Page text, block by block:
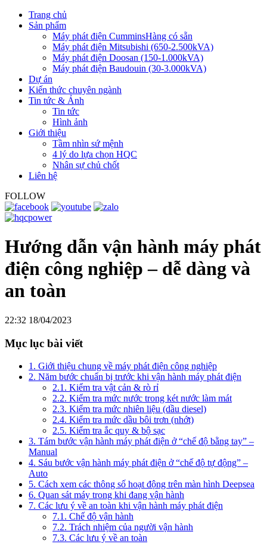
Trang chủ
Sản phẩm
Máy phát điện CumminsHàng có sẵn
Máy phát điện Mitsubishi (650-2.500kVA)
Máy phát điện Doosan (150-1.000kVA)
Máy phát điện Baudouin (30-3.000kVA)
Dự án
Kiến thức chuyên ngành
Tin tức & Ảnh
Tin tức
Hình ảnh
Giới thiệu
Tầm nhìn sứ mệnh
4 lý do lựa chọn HQC
Nhân sự chủ chốt
Liên hệ
FOLLOW
Hướng dẫn vận hành máy phát
điện công nghiệp – dễ dàng và
an toàn
22:32 18/04/2023
Mục lục bài viết
1. Giới thiệu chung về máy phát điện công nghiệp
2. Năm bước chuẩn bị trước khi vận hành máy phát điện
2.1. Kiểm tra vật cản & rò rỉ
2.2. Kiểm tra mức nước trong két nước làm mát
2.3. Kiểm tra mức nhiên liệu (dầu diesel)
2.4. Kiểm tra mức dầu bôi trơn (nhớt)
2.5. Kiểm tra ắc quy & bộ sạc
3. Tám bước vận hành máy phát điện ở “chế độ bằng tay” –
Manual
4. Sáu bước vận hành máy phát điện ở “chế độ tự động” –
Auto
5. Cách xem các thông số hoạt động trên màn hình Deepsea
6. Quan sát máy trong khi đang vận hành
7. Các lưu ý về an toàn khi vận hành máy phát điện
7.1. Chế độ vận hành
7.2. Trách nhiệm của người vận hành
7.3. Các lưu ý về an toàn